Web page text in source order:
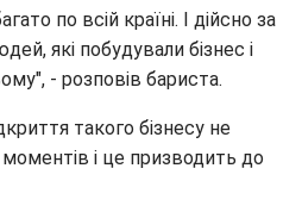
по всій країні. І дійсно за
які побудували бізнес і
- розповів бариста.
такого бізнесу не
і це призводить до